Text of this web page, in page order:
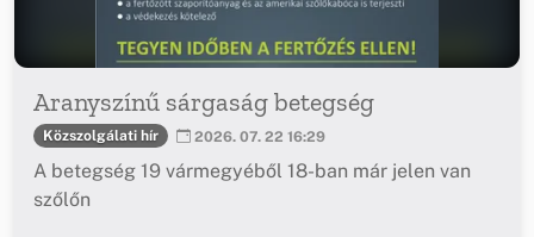
Aranyszínű sárgaság betegség
Közszolgálati hír 2026. 07. 22 16:29
A betegség 19 vármegyéből 18-ban már jelen van
szőlőn